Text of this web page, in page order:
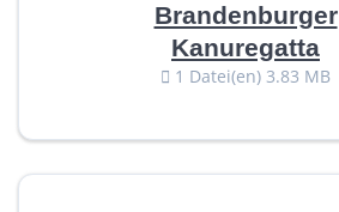
Brandenburger
Kanuregatta
1 Datei(en) 3.83 MB